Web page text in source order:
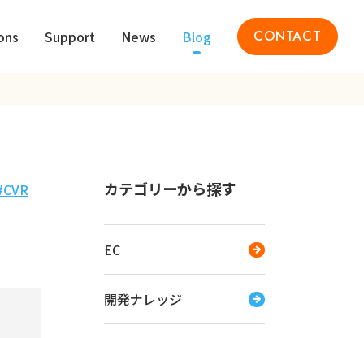
Support News Blog CONTACT
カテゴリーから探す
EC
開発ナレッジ
CVR